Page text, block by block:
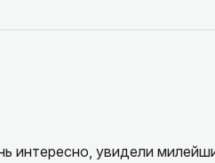
интересно, увидели